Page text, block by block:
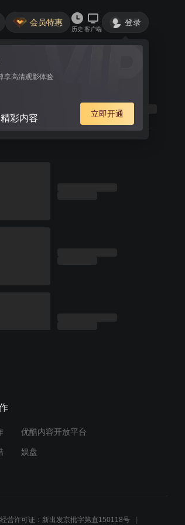
会员特惠
历史 客户端
登录
优酷内容开放平台
娱盘
营许可证：新出发京批字第直150118号